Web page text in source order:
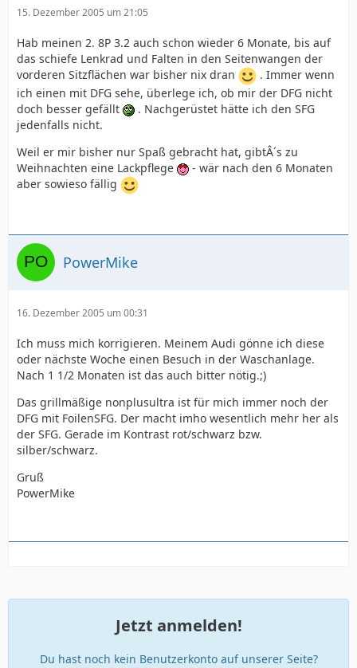
15. Dezember 2005 um 21:05
Hab meinen 2. 8P 3.2 auch schon wieder 6 Monate, bis auf
das schiefe Lenkrad und Falten in den Seitenwangen der
vorderen Sitzflächen war bisher nix dran
. Immer wenn
ich einen mit DFG sehe, überlege ich, ob mir der DFG nicht
doch besser gefällt
. Nachgerüstet hätte ich den SFG
jedenfalls nicht.
Weil er mir bisher nur Spaß gebracht hat, gibtÂ´s zu
Weihnachten eine Lackpflege
- wär nach den 6 Monaten
aber sowieso fällig
PowerMike
16. Dezember 2005 um 00:31
Ich muss mich korrigieren. Meinem Audi gönne ich diese
oder nächste Woche einen Besuch in der Waschanlage.
Nach 1 1/2 Monaten ist das auch bitter nötig.;)
Das grillmäßige nonplusultra ist für mich immer noch der
DFG mit FoilenSFG. Der macht imho wesentlich mehr her als
der SFG. Gerade im Kontrast rot/schwarz bzw.
silber/schwarz.
Gruß
PowerMike
Jetzt anmelden!
Du hast noch kein Benutzerkonto auf unserer Seite?